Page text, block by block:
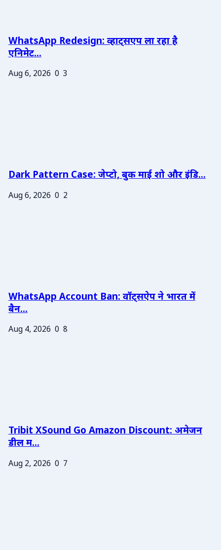
WhatsApp Redesign: व्हाट्सएप ला रहा है
एनिमेट...
Aug 6, 2026 0 3
Dark Pattern Case: जेप्टो, बुक माई शो और इंडि...
Aug 6, 2026 0 2
WhatsApp Account Ban: वॉट्सऐप ने भारत में
बैन...
Aug 4, 2026 0 8
Tribit XSound Go Amazon Discount: अमेजन
डील म...
Aug 2, 2026 0 7